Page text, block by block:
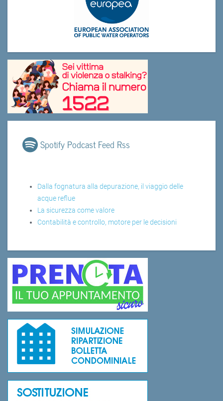
Spotify Podcast Feed Rss
Dalla fognatura alla depurazione, il viaggio delle
acque reflue
La sicurezza come valore
Contabilità e controllo, motore per le decisioni